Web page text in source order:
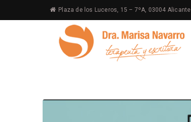
Plaza de los Luceros, 15 – 7ºA, 03004 Alicante